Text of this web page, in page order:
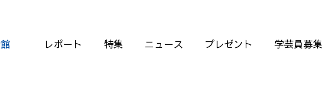
レポート 特集 ニュース プレゼント 学芸員募集